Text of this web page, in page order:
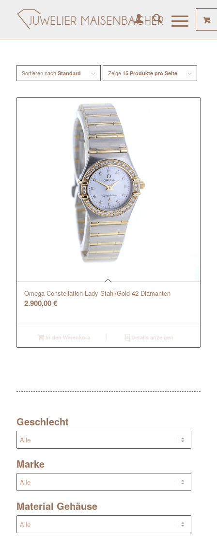
Sortieren nach Standard Zeige 15 Produkte pro Seite
Omega Constellation Lady Stahl/Gold 42 Diamanten
2.900,00€
In den Warenkorb Details anzeigen
Geschlecht
Marke
Material Gehäuse